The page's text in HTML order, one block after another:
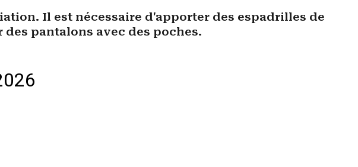
Il est nécessaire d'apporter des espadrilles de
pantalons avec des poches.